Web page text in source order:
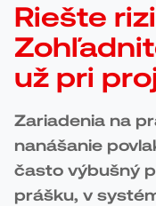
Riešte
už pri
Zariadenia na
nanášanie
často výbušný
prášku, v